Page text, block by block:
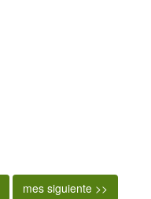
mes siguiente >>